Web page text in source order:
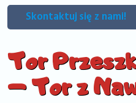
Skontaktuj się z nami!
Tor
– Tor z